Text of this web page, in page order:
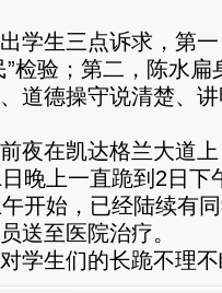
生三点诉求，第一
”检验；第二，陈水
道德操守说清楚、
在凯达格兰大道上
晚上一直跪到2日下
开始，已经陆续有
送至医院治疗。
生们的长跪不理不